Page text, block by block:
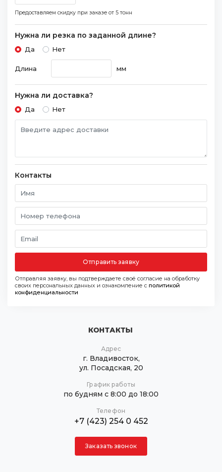
Предоставляем скидку при заказе от 5 тонн
Нужна ли резка по заданной длине?
Да Нет
Длина мм
Нужна ли доставка?
Да Нет
Контакты
Отправить заявку
Отправляя заявку, вы подтверждаете своё согласие на обработку
своих персональных данных и ознакомление с политикой
конфиденциальности
КОНТАКТЫ
Адрес
г. Владивосток,
ул. Посадская, 20
График работы
по будням с 8:00 до 18:00
Телефон
+7 (423) 254 0 452
Заказать звонок